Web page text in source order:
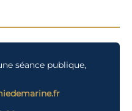
séance publique,